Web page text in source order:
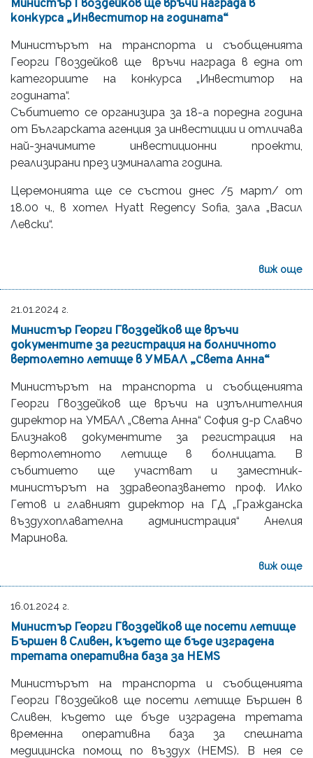
Министър Гвоздейков ще връчи награда в
конкурса „Инвеститор на годината“
Министърът на транспорта и съобщенията
Георги Гвоздейков ще връчи награда в една от
категориите на конкурса „Инвеститор на
годината“.
Събитието се организира за 18-а поредна година
от Българската агенция за инвестиции и отличава
най-значимите инвестиционни проекти,
реализирани през изминалата година.
Церемонията ще се състои днес /5 март/ от
18.00 ч., в хотел Hyatt Regency Sofia, зала „Васил
Левски“.
виж още
21.01.2024 г.
Министър Георги Гвоздейков ще връчи
документите за регистрация на болничното
вертолетно летище в УМБАЛ „Света Анна“
Министърът на транспорта и съобщенията
Георги Гвоздейков ще връчи на изпълнителния
директор на УМБАЛ „Света Анна“ София д-р Славчо
Близнаков документите за регистрация на
вертолетното летище в болницата. В
събитието ще участват и заместник-
министърът на здравеопазването проф. Илко
Гетов и главният директор на ГД „Гражданска
въздухоплавателна администрация“ Анелия
Маринова.
виж още
16.01.2024 г.
Министър Георги Гвоздейков ще посети летище
Бършен в Сливен, където ще бъде изградена
третата оперативна база за HEMS
Министърът на транспорта и съобщенията
Георги Гвоздейков ще посети летище Бършен в
Сливен, където ще бъде изградена третата
временна оперативна база за спешната
медицинска помощ по въздух (HEMS). В нея се